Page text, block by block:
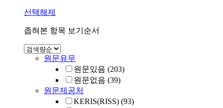
선택해제
좁혀본 항목 보기순서
원문유무
원문있음 (203)
원문없음 (39)
원문제공처
KERIS(RISS) (93)